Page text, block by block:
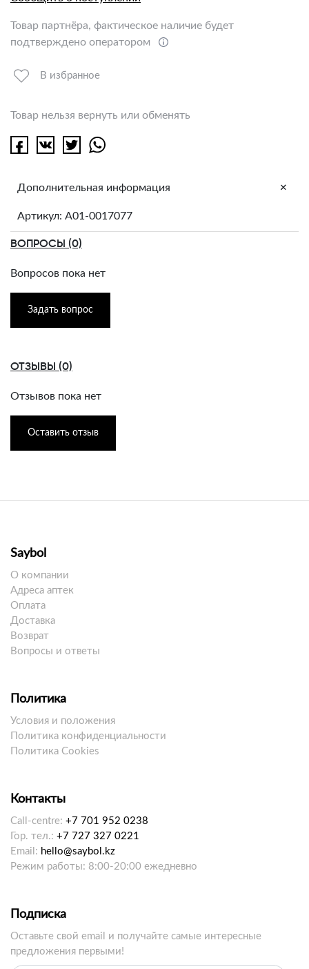
Товар партнёра, фактическое наличие будет
подтверждено оператором
В избранное
Товар нельзя вернуть или обменять
Дополнительная информация +
Артикул: A01-0017077
ВОПРОСЫ (0)
Вопросов пока нет
Задать вопрос
ОТЗЫВЫ (0)
Отзывов пока нет
Оставить отзыв
Saybol
О компании
Адреса аптек
Оплата
Доставка
Возврат
Вопросы и ответы
Политика
Условия и положения
Политика конфиденциальности
Политика Cookies
Контакты
Call-centre: +7 701 952 0238
Гор. тел.: +7 727 327 0221
Email: hello@saybol.kz
Режим работы: 8:00-20:00 ежедневно
Подписка
Оставьте свой email и получайте самые интересные
предложения первыми!